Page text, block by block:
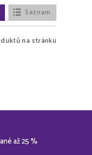
Seznam
na stránku
až 25 %